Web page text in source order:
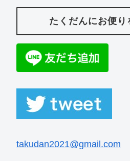
たくだんにお便り
takudan2021@gmail.com